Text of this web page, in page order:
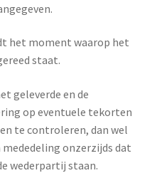
het moment waarop het
staat.
geleverde en de
op eventuele tekorten
te controleren, dan wel
onzerzijds dat
wederpartij staan.